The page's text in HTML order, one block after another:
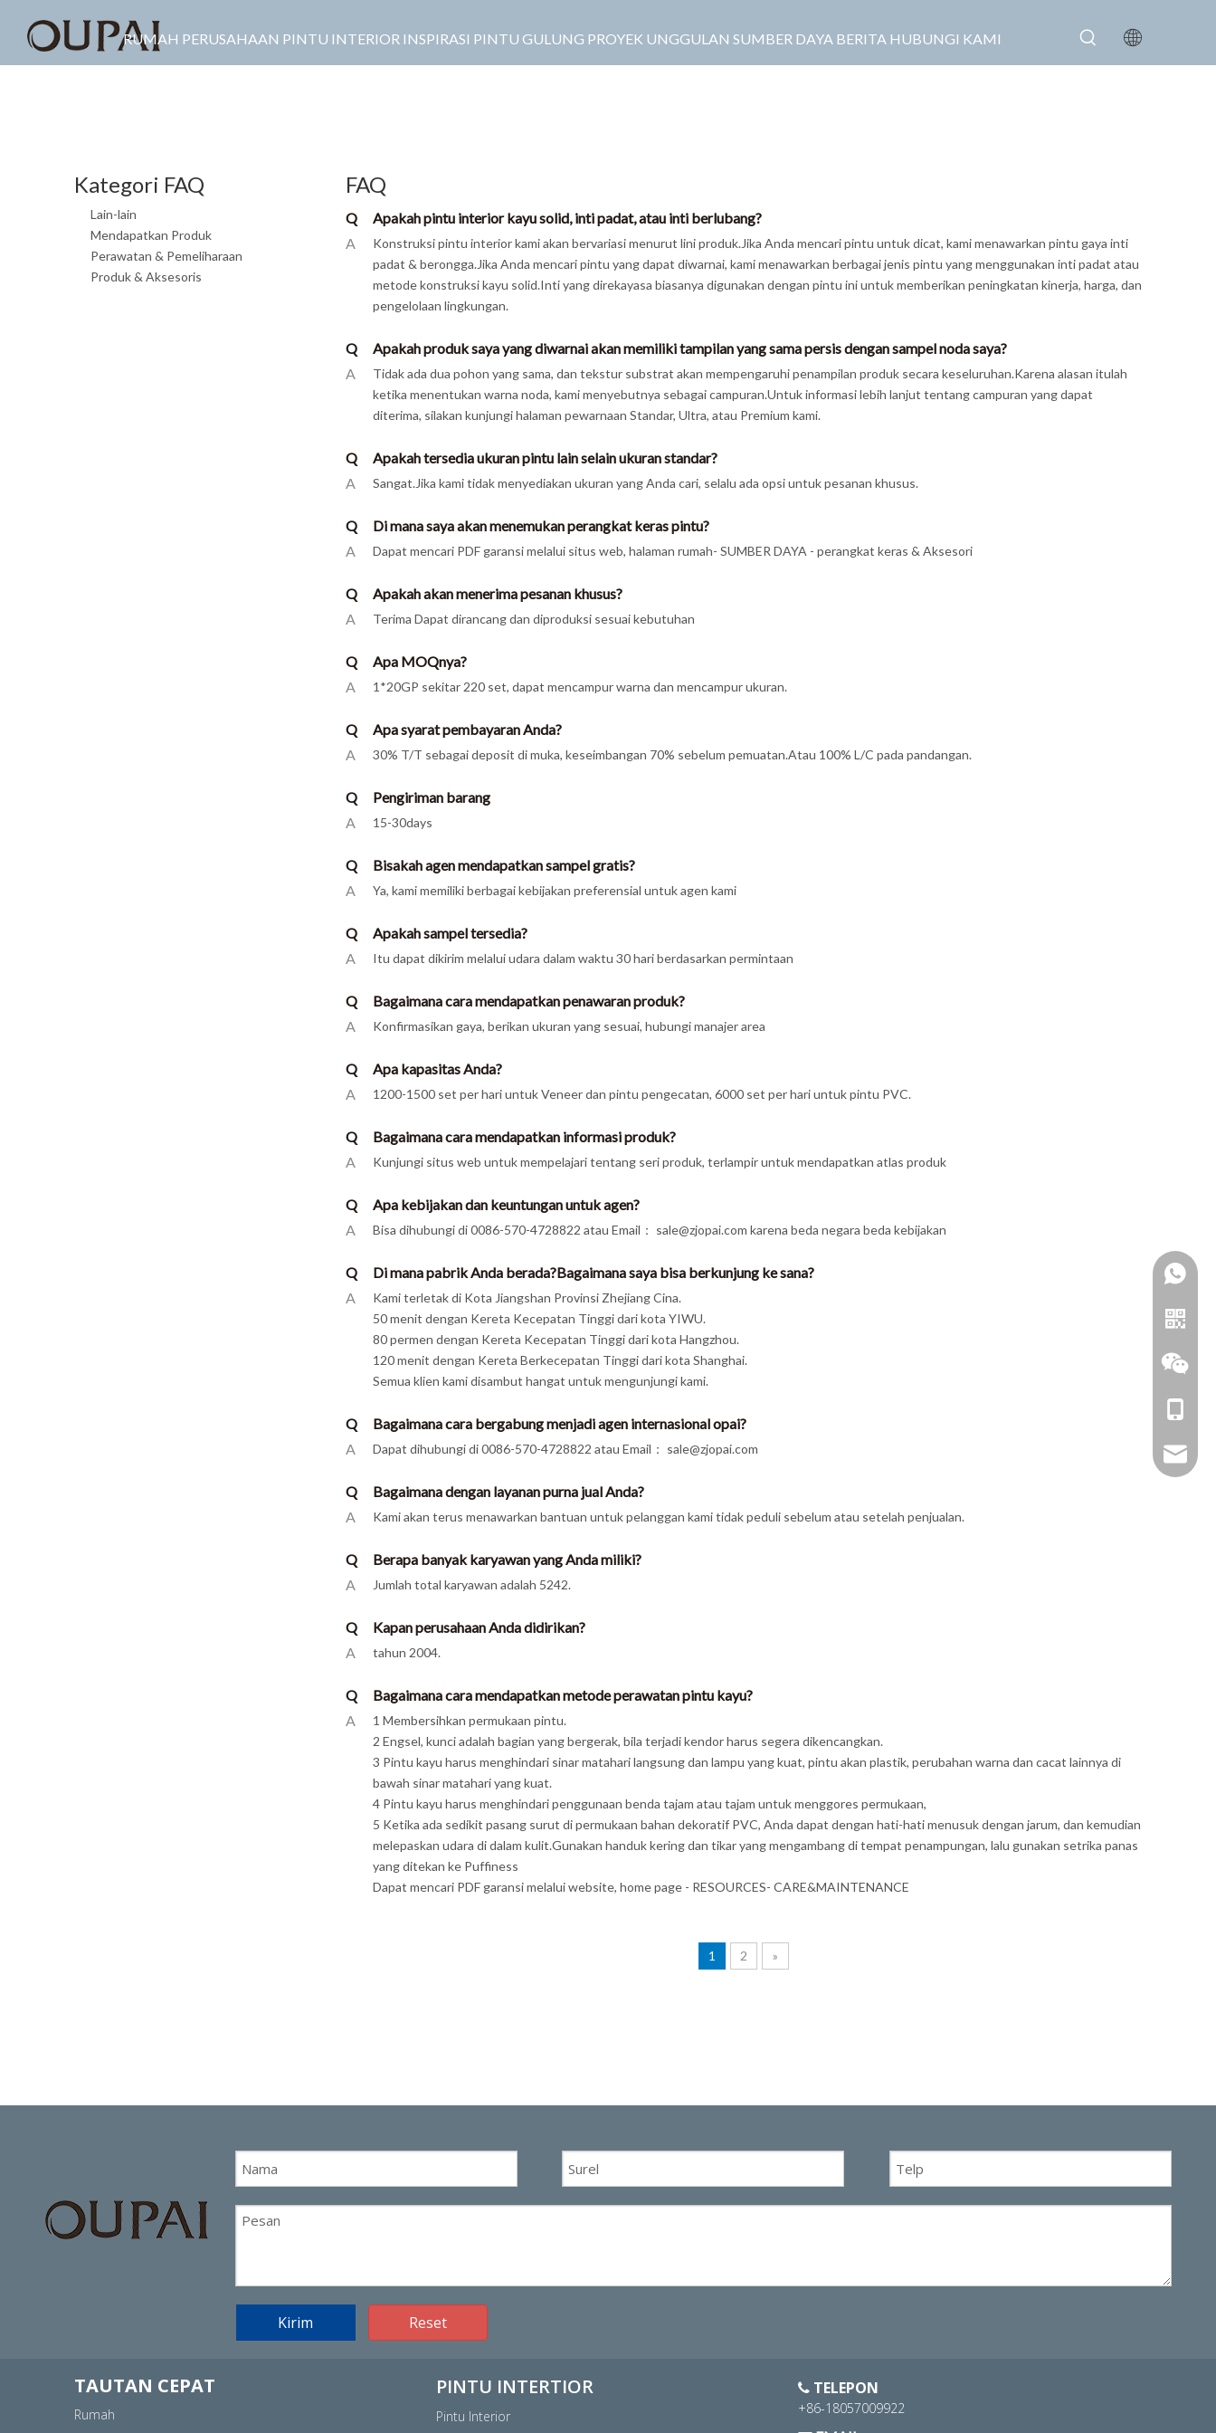
RUMAH PERUSAHAAN PINTU INTERIOR INSPIRASI PINTU GULUNG PROYEK UNGGULAN SUMBER DAYA BERITA HUBUNGI KAMI
Kategori FAQ
Lain-lain
Mendapatkan Produk
Perawatan & Pemeliharaan
Produk & Aksesoris
FAQ
Q
Apakah pintu interior kayu solid, inti padat, atau inti berlubang?
A
Konstruksi pintu interior kami akan bervariasi menurut lini produk.Jika Anda mencari pintu untuk dicat, kami menawarkan pintu gaya inti
padat & berongga.Jika Anda mencari pintu yang dapat diwarnai, kami menawarkan berbagai jenis pintu yang menggunakan inti padat atau
metode konstruksi kayu solid.Inti yang direkayasa biasanya digunakan dengan pintu ini untuk memberikan peningkatan kinerja, harga, dan
pengelolaan lingkungan.
Q
Apakah produk saya yang diwarnai akan memiliki tampilan yang sama persis dengan sampel noda saya?
A
Tidak ada dua pohon yang sama, dan tekstur substrat akan mempengaruhi penampilan produk secara keseluruhan.Karena alasan itulah
ketika menentukan warna noda, kami menyebutnya sebagai campuran.Untuk informasi lebih lanjut tentang campuran yang dapat
diterima, silakan kunjungi halaman pewarnaan Standar, Ultra, atau Premium kami.
Q
Apakah tersedia ukuran pintu lain selain ukuran standar?
A
Sangat.Jika kami tidak menyediakan ukuran yang Anda cari, selalu ada opsi untuk pesanan khusus.
Q
Di mana saya akan menemukan perangkat keras pintu?
A
Dapat mencari PDF garansi melalui situs web, halaman rumah- SUMBER DAYA - perangkat keras & Aksesori
Q
Apakah akan menerima pesanan khusus?
A
Terima Dapat dirancang dan diproduksi sesuai kebutuhan
Q
Apa MOQnya?
A
1*20GP sekitar 220 set, dapat mencampur warna dan mencampur ukuran.
Q
Apa syarat pembayaran Anda?
A
30% T/T sebagai deposit di muka, keseimbangan 70% sebelum pemuatan.Atau 100% L/C pada pandangan.
Q
Pengiriman barang
A
15-30days
Q
Bisakah agen mendapatkan sampel gratis?
A
Ya, kami memiliki berbagai kebijakan preferensial untuk agen kami
Q
Apakah sampel tersedia?
A
Itu dapat dikirim melalui udara dalam waktu 30 hari berdasarkan permintaan
Q
Bagaimana cara mendapatkan penawaran produk?
A
Konfirmasikan gaya, berikan ukuran yang sesuai, hubungi manajer area
Q
Apa kapasitas Anda?
A
1200-1500 set per hari untuk Veneer dan pintu pengecatan, 6000 set per hari untuk pintu PVC.
Q
Bagaimana cara mendapatkan informasi produk?
A
Kunjungi situs web untuk mempelajari tentang seri produk, terlampir untuk mendapatkan atlas produk
Q
Apa kebijakan dan keuntungan untuk agen?
A
Bisa dihubungi di 0086-570-4728822 atau Email： sale@zjopai.com karena beda negara beda kebijakan
Q
Di mana pabrik Anda berada?Bagaimana saya bisa berkunjung ke sana?
A
Kami terletak di Kota Jiangshan Provinsi Zhejiang Cina.
50 menit dengan Kereta Kecepatan Tinggi dari kota YIWU.
80 permen dengan Kereta Kecepatan Tinggi dari kota Hangzhou.
120 menit dengan Kereta Berkecepatan Tinggi dari kota Shanghai.
Semua klien kami disambut hangat untuk mengunjungi kami.
Q
Bagaimana cara bergabung menjadi agen internasional opai?
A
Dapat dihubungi di 0086-570-4728822 atau Email： sale@zjopai.com
Q
Bagaimana dengan layanan purna jual Anda?
A
Kami akan terus menawarkan bantuan untuk pelanggan kami tidak peduli sebelum atau setelah penjualan.
Q
Berapa banyak karyawan yang Anda miliki?
A
Jumlah total karyawan adalah 5242.
Q
Kapan perusahaan Anda didirikan?
A
tahun 2004.
Q
Bagaimana cara mendapatkan metode perawatan pintu kayu?
A
1 Membersihkan permukaan pintu.
2 Engsel, kunci adalah bagian yang bergerak, bila terjadi kendor harus segera dikencangkan.
3 Pintu kayu harus menghindari sinar matahari langsung dan lampu yang kuat, pintu akan plastik, perubahan warna dan cacat lainnya di
bawah sinar matahari yang kuat.
4 Pintu kayu harus menghindari penggunaan benda tajam atau tajam untuk menggores permukaan,
5 Ketika ada sedikit pasang surut di permukaan bahan dekoratif PVC, Anda dapat dengan hati-hati menusuk dengan jarum, dan kemudian
melepaskan udara di dalam kulit.Gunakan handuk kering dan tikar yang mengambang di tempat penampungan, lalu gunakan setrika panas
yang ditekan ke Puffiness
Dapat mencari PDF garansi melalui website, home page - RESOURCES- CARE&MAINTENANCE
1 2 »
Kirim Reset
TAUTAN CEPAT
Rumah
PINTU INTERTIOR
Pintu Interior
 TELEPON
+86-18057009922